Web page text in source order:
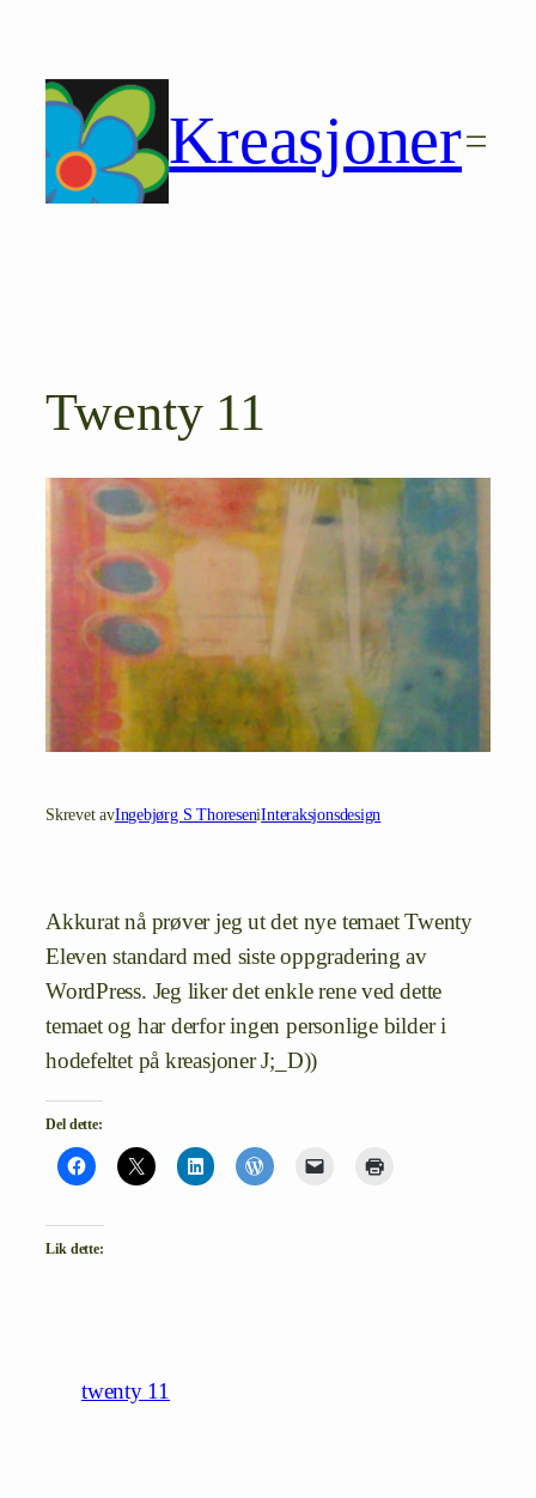
innhold
Kreasjoner
Twenty 11
Skrevet avIngebjørg S ThoreseniInteraksjonsdesign
Akkurat nå prøver jeg ut det nye temaet Twenty
Eleven standard med siste oppgradering av
WordPress. Jeg liker det enkle rene ved dette
temaet og har derfor ingen personlige bilder i
hodefeltet på kreasjoner J;_D))
Del dette:
Lik dette:
twenty 11